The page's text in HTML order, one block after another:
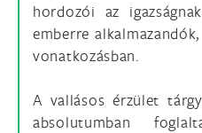
hordozói az
emberre
vonatkozásban.
A vallásos érzület
absolutumban